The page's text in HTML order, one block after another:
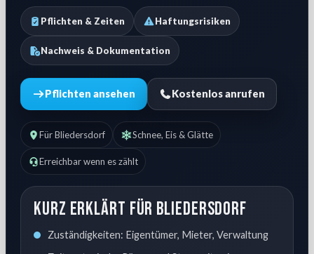
Pflichten & Zeiten Haftungsrisiken
Nachweis & Dokumentation
Pflichten ansehen Kostenlos anrufen
Für Bliedersdorf Schnee, Eis & Glätte
Erreichbar wenn es zählt
Kurz erklärt für Bliedersdorf
Zuständigkeiten: Eigentümer, Mieter, Verwaltung